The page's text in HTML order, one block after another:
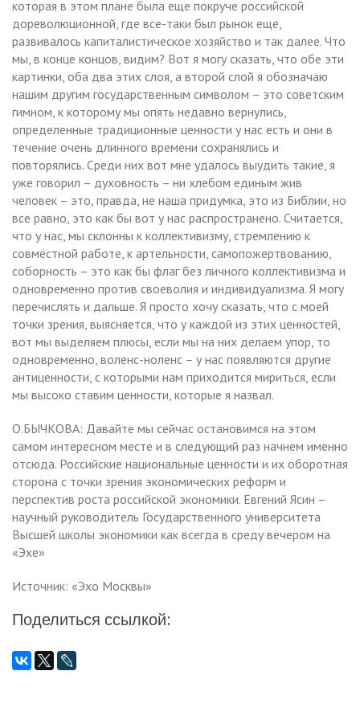
которая в этом плане была еще покруче российской
дореволюционной, где все-таки был рынок еще,
развивалось капиталистическое хозяйство и так далее. Что
мы, в конце концов, видим? Вот я могу сказать, что обе эти
картинки, оба два этих слоя, а второй слой я обозначаю
нашим другим государственным символом – это советским
гимном, к которому мы опять недавно вернулись,
определенные традиционные ценности у нас есть и они в
течение очень длинного времени сохранялись и
повторялись. Среди них вот мне удалось выудить такие, я
уже говорил – духовность – ни хлебом единым жив
человек – это, правда, не наша придумка, это из Библии, но
все равно, это как бы вот у нас распространено. Считается,
что у нас, мы склонны к коллективизму, стремлению к
совместной работе, к артельности, самопожертвованию,
соборность – это как бы флаг без личного коллективизма и
одновременно против своеволия и индивидуализма. Я могу
перечислять и дальше. Я просто хочу сказать, что с моей
точки зрения, выясняется, что у каждой из этих ценностей,
вот мы выделяем плюсы, если мы на них делаем упор, то
одновременно, воленс-ноленс – у нас появляются другие
антиценности, с которыми нам приходится мириться, если
мы высоко ставим ценности, которые я назвал.
О.БЫЧКОВА: Давайте мы сейчас остановимся на этом
самом интересном месте и в следующий раз начнем именно
отсюда. Российские национальные ценности и их оборотная
сторона с точки зрения экономических реформ и
перспектив роста российской экономики. Евгений Ясин –
научный руководитель Государственного университета
Высшей школы экономики как всегда в среду вечером на
«Эхе»
Источник: «Эхо Москвы»
Поделиться ссылкой: